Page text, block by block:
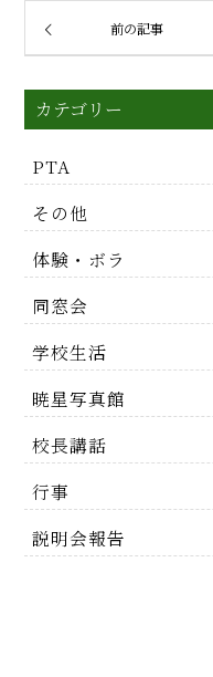
前の記事
カテゴリー
PTA
その他
体験・ボラ
同窓会
学校生活
暁星写真館
校長講話
行事
説明会報告